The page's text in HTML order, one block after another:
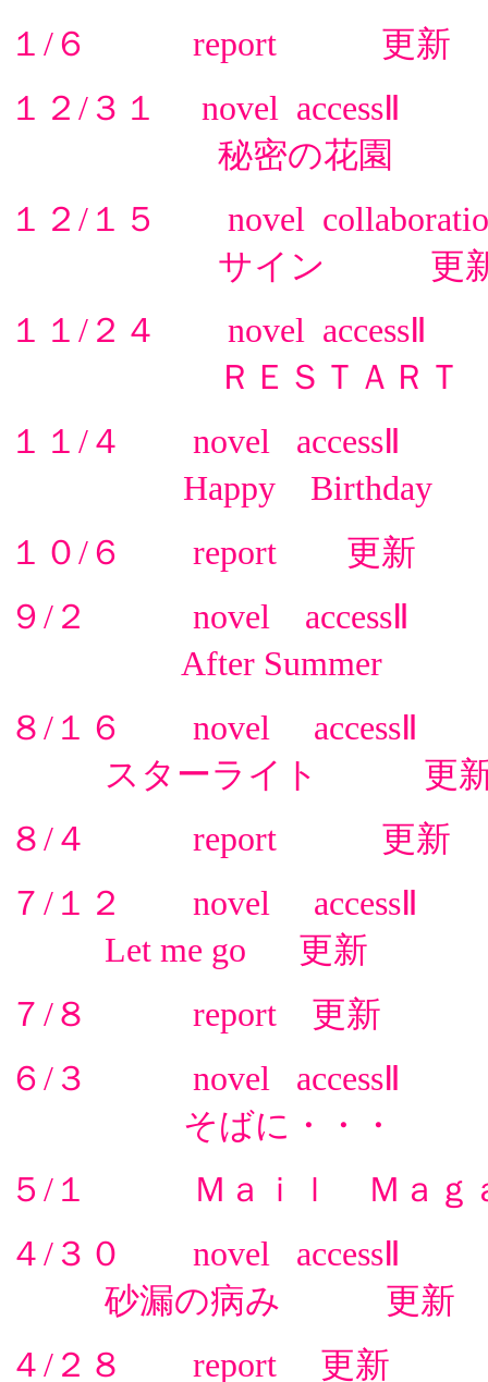
１/６ report 更新
１２/３１ novel accessⅡ
秘密の花園
１２/１５ novel
サイン 更
１１/２４ novel accessⅡ
ＲＥＳＴＡＲ
１１/４ novel accessⅡ
Happy Birthday
１０/６ report 更新
９/２ novel accessⅡ
After Summer
８/１６ novel accessⅡ
スターライト 更
８/４ report 更新
７/１２ novel accessⅡ
Let me go 更新
７/８ report 更新
６/３ novel accessⅡ
そばに・・・
５/１ Ｍａｉｌ Ｍａｇ
４/３０ novel accessⅡ
砂漏の病み 更新
４/２８ report 更新